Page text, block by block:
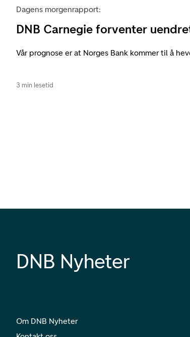
Dagens morgenrapport:
DNB Carnegie forventer
Vår prognose er at Norges Bank kommer til å
3 min lesetid
DNB Nyheter
Om DNB Nyheter